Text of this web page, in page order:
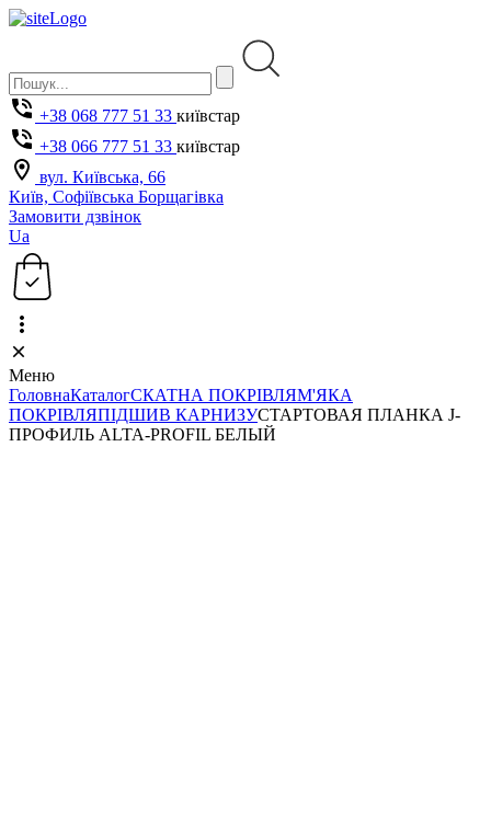
+38 068 777 51 33 київстар
+38 066 777 51 33 київстар
вул. Київська, 66
Київ, Софіївська Борщагівка
Замовити дзвінок
Ua
Меню
ГоловнаКаталогСКАТНА ПОКРІВЛЯМ'ЯКА
ПОКРІВЛЯПІДШИВ КАРНИЗУСТАРТОВАЯ ПЛАНКА J-
ПРОФИЛЬ ALTA-PROFIL БЕЛЫЙ